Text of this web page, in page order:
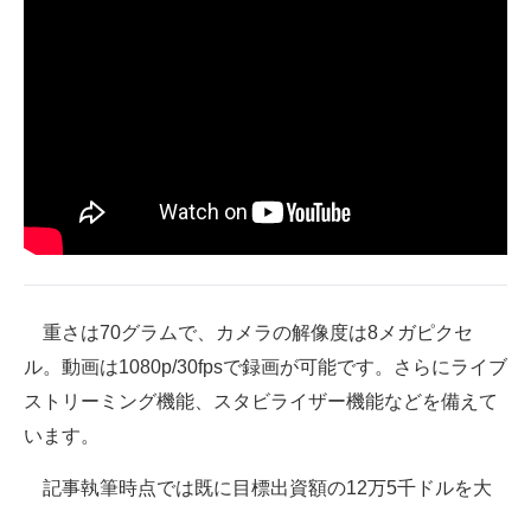
重さは70グラムで、カメラの解像度は8メガピクセ
ル。動画は1080p/30fpsで録画が可能です。さらにライブ
ストリーミング機能、スタビライザー機能などを備えて
います。
記事執筆時点では既に目標出資額の12万5千ドルを大